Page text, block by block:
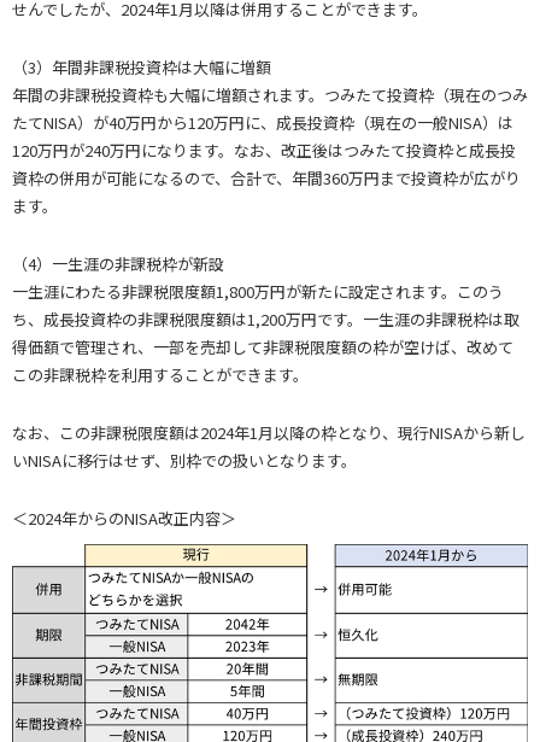
せんでしたが、2024年1月以降は併用することができます。
（3）年間非課税投資枠は大幅に増額
年間の非課税投資枠も大幅に増額されます。つみたて投資枠（現在のつみ
たてNISA）が40万円から120万円に、成長投資枠（現在の一般NISA）は
120万円が240万円になります。なお、改正後はつみたて投資枠と成長投
資枠の併用が可能になるので、合計で、年間360万円まで投資枠が広がり
ます。
（4）一生涯の非課税枠が新設
一生涯にわたる非課税限度額1,800万円が新たに設定されます。このう
ち、成長投資枠の非課税限度額は1,200万円です。一生涯の非課税枠は取
得価額で管理され、一部を売却して非課税限度額の枠が空けば、改めて
この非課税枠を利用することができます。
なお、この非課税限度額は2024年1月以降の枠となり、現行NISAから新し
いNISAに移行はせず、別枠での扱いとなります。
＜2024年からのNISA改正内容＞